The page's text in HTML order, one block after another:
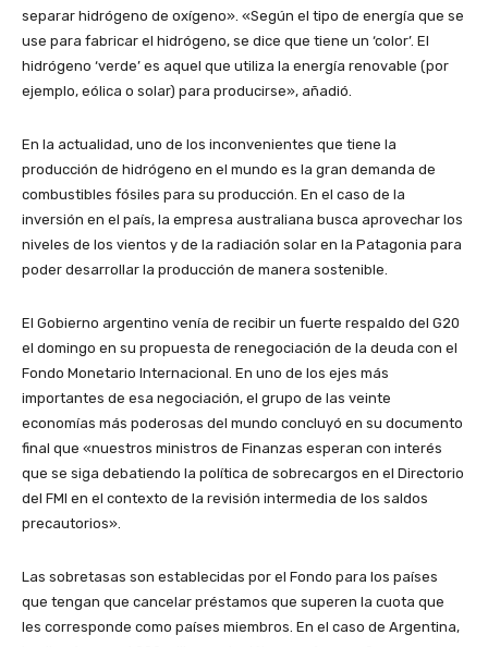
separar hidrógeno de oxígeno». «Según el tipo de energía que se
use para fabricar el hidrógeno, se dice que tiene un ‘color’. El
hidrógeno ‘verde’ es aquel que utiliza la energía renovable (por
ejemplo, eólica o solar) para producirse», añadió.
En la actualidad, uno de los inconvenientes que tiene la
producción de hidrógeno en el mundo es la gran demanda de
combustibles fósiles para su producción. En el caso de la
inversión en el país, la empresa australiana busca aprovechar los
niveles de los vientos y de la radiación solar en la Patagonia para
poder desarrollar la producción de manera sostenible.
El Gobierno argentino venía de recibir un fuerte respaldo del G20
el domingo en su propuesta de renegociación de la deuda con el
Fondo Monetario Internacional. En uno de los ejes más
importantes de esa negociación, el grupo de las veinte
economías más poderosas del mundo concluyó en su documento
final que «nuestros ministros de Finanzas esperan con interés
que se siga debatiendo la política de sobrecargos en el Directorio
del FMI en el contexto de la revisión intermedia de los saldos
precautorios».
Las sobretasas son establecidas por el Fondo para los países
que tengan que cancelar préstamos que superen la cuota que
les corresponde como países miembros. En el caso de Argentina,